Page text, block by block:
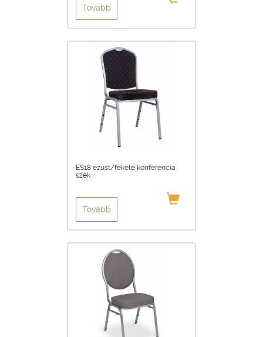
Tovább
ES18 ezüst/fekete konferencia
szék
Tovább